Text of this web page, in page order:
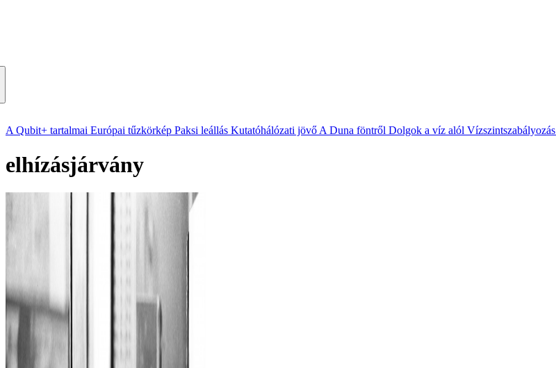
A Qubit+ tartalmai Európai tűzkörkép Paksi leállás Kutatóhálózati jövő A Duna föntről Dolgok a víz alól Vízszintszabályozás
elhízásjárvány